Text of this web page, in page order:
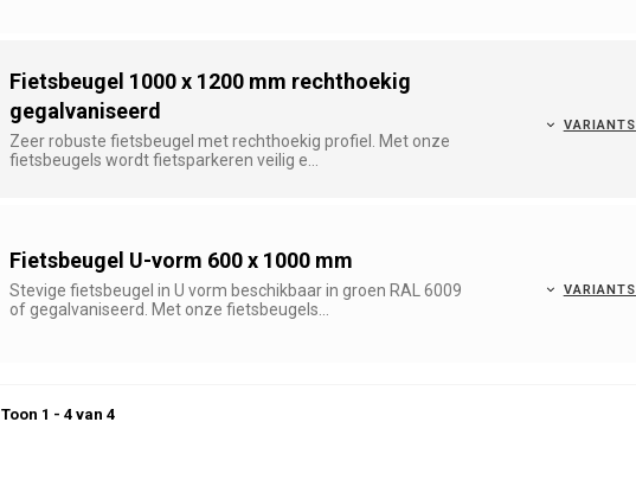
Fietsbeugel 1000 x 1200 mm rechthoekig
gegalvaniseerd
Zeer robuste fietsbeugel met rechthoekig profiel. Met onze
fietsbeugels wordt fietsparkeren veilig e...
VARIANTS
Fietsbeugel U-vorm 600 x 1000 mm
Stevige fietsbeugel in U vorm beschikbaar in groen RAL 6009
of gegalvaniseerd. Met onze fietsbeugels...
VARIANTS
Toon 1 - 4 van 4